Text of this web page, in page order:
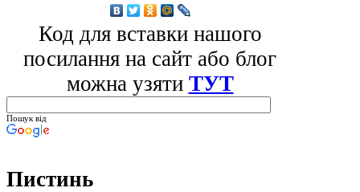
Код для вставки нашого
посилання на сайт або блог
можна узяти ТУТ
Пошук від
Пистинь